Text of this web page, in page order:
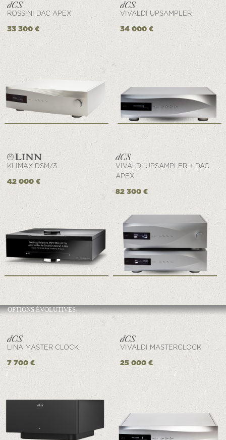
ROSSINI DAC APEX
33 300 €
VIVALDI UPSAMPLER
34 000 €
KLIMAX DSM/3
42 000 €
VIVALDI UPSAMPLER + DAC
APEX
82 300 €
OPTIONS ÉVOLUTIVES
LINA MASTER CLOCK
7 700 €
VIVALDI MASTERCLOCK
25 000 €